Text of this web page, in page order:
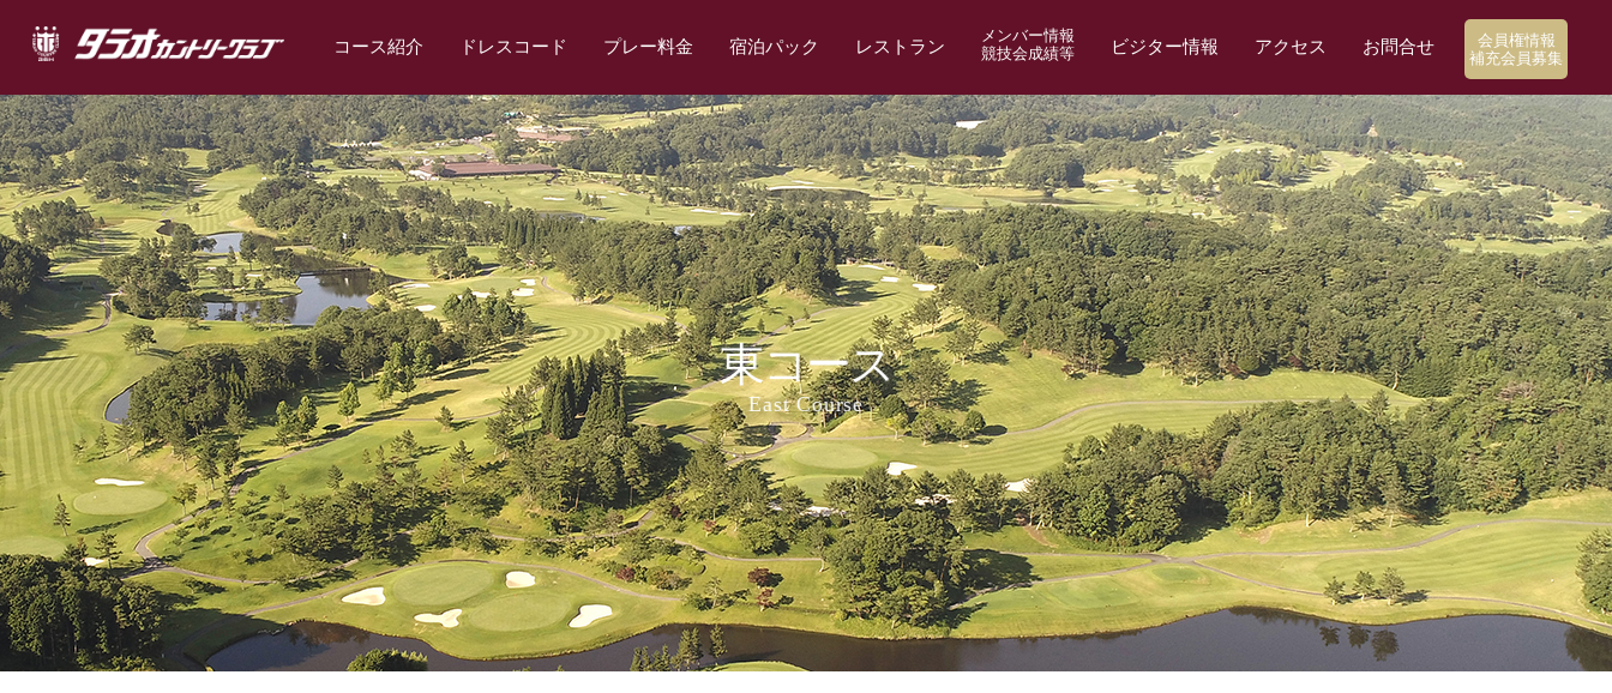
コース紹介 ドレスコード プレー料金 宿泊パック レストラン
メンバー情報
競技会成績等
ビジター情報 アクセス お問合せ
会員権情報
補充会員募集
東コース
East Course